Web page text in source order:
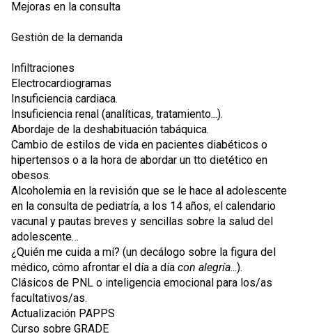
Mejoras en la consulta
Gestión de la demanda
Infiltraciones
Electrocardiogramas
Insuficiencia cardiaca.
Insuficiencia renal (analíticas, tratamiento...).
Abordaje de la deshabituación tabáquica.
Cambio de estilos de vida en pacientes diabéticos o
hipertensos o a la hora de abordar un tto dietético en
obesos.
Alcoholemia en la revisión que se le hace al adolescente
en la consulta de pediatría, a los 14 años, el calendario
vacunal y pautas breves y sencillas sobre la salud del
adolescente…
¿Quién me cuida a mí? (un decálogo sobre la figura del
médico, cómo afrontar el día a día con alegría...).
Clásicos de PNL o inteligencia emocional para los/as
facultativos/as.
Actualización PAPPS
Curso sobre GRADE